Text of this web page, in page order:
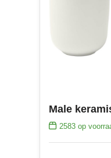
2583op